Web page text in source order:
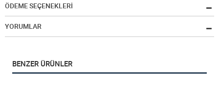
ÖDEME SEÇENEKLERİ
YORUMLAR
BENZER ÜRÜNLER